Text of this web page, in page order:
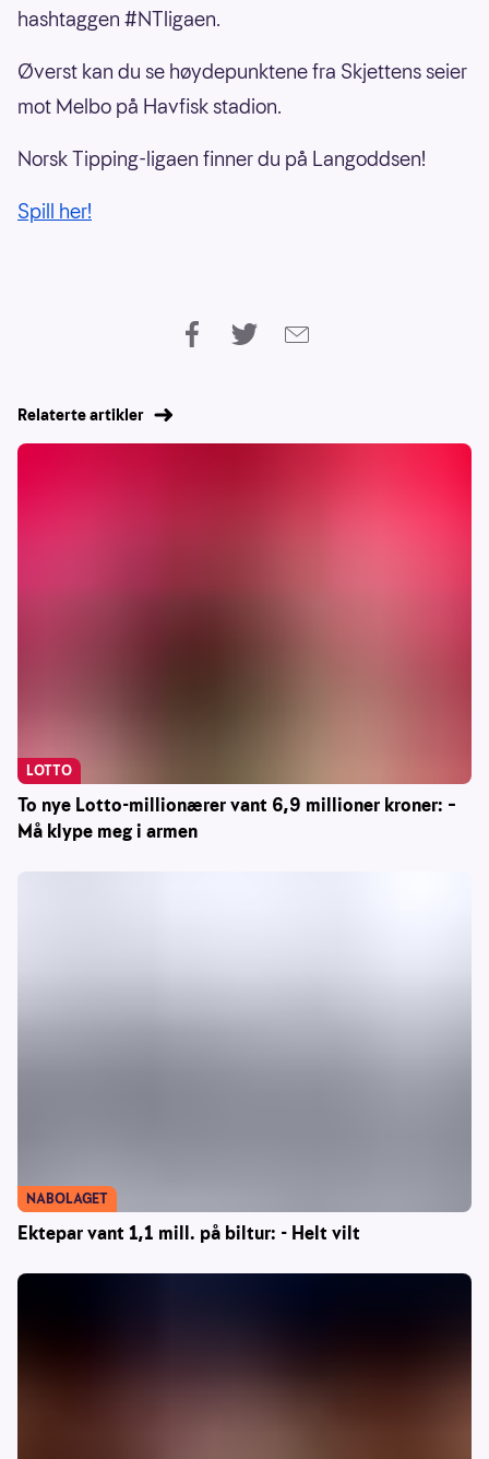
hashtaggen #NTligaen.
Øverst kan du se høydepunktene fra Skjettens seier
mot Melbo på Havfisk stadion.
Norsk Tipping-ligaen finner du på Langoddsen!
Spill her!
Relaterte artikler
To nye Lotto-millionærer vant 6,9 millioner kroner: –
Må klype meg i armen
LOTTO
Ektepar vant 1,1 mill. på biltur: - Helt vilt
NABOLAGET